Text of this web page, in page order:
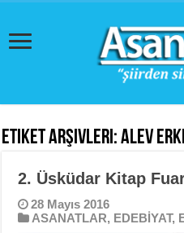
Etiket Arşivleri:Alev
2. Üsküdar Kitap
28 Mayıs 2016
ASANATLAR, EDEBİYAT,